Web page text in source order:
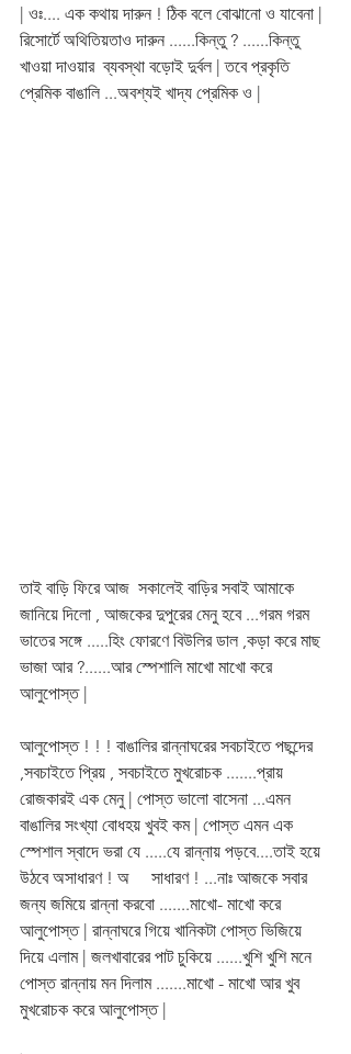
| ওঃ.... এক কথায় দারুন ! ঠিক বলে বোঝানো ও যাবেনা |
রিসোর্টে অথিতিয়তাও দারুন ......কিন্তু ? ......কিন্তু
খাওয়া দাওয়ার  ব্যবস্থা বড়োই দুর্বল | তবে প্রকৃতি
প্রেমিক বাঙালি ...অবশ্যই খাদ্য প্রেমিক ও |
তাই বাড়ি ফিরে আজ  সকালেই বাড়ির সবাই আমাকে
জানিয়ে দিলো , আজকের দুপুরের মেনু হবে ...গরম গরম
ভাতের সঙ্গে .....হিং ফোরণে বিউলির ডাল ,কড়া করে মাছ
ভাজা আর ?......আর স্পেশালি মাখো মাখো করে
আলুপোস্ত |
আলুপোস্ত ! ! ! বাঙালির রান্নাঘরের সবচাইতে পছন্দের
,সবচাইতে প্রিয় , সবচাইতে মুখরোচক .......প্রায়
রোজকারই এক মেনু | পোস্ত ভালো বাসেনা ...এমন
বাঙালির সংখ্যা বোধহয় খুবই কম | পোস্ত এমন এক
স্পেশাল স্বাদে ভরা যে .....যে রান্নায় পড়বে....তাই হয়ে
উঠবে অসাধারণ ! অ     সাধারণ ! ...নাঃ আজকে সবার
জন্য জমিয়ে রান্না করবো .......মাখো- মাখো করে
আলুপোস্ত | রান্নাঘরে গিয়ে খানিকটা পোস্ত ভিজিয়ে
দিয়ে এলাম | জলখাবারের পাট চুকিয়ে ......খুশি খুশি মনে
পোস্ত রান্নায় মন দিলাম .......মাখো - মাখো আর খুব
মুখরোচক করে আলুপোস্ত |